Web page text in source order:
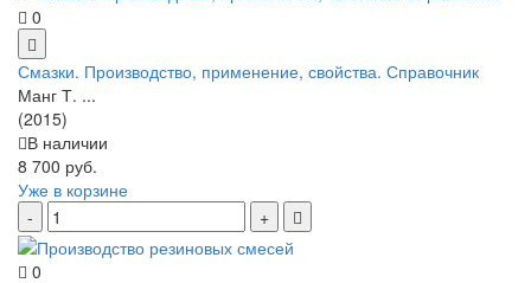
0
Смазки. Производство, применение, свойства. Справочник
Манг Т. ...
(2015)
В наличии
8 700 руб.
Уже в корзине
0